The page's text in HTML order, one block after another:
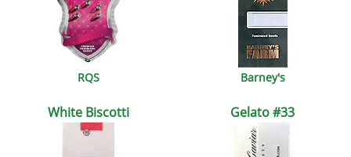
RQS Barney's
White Biscotti Gelato #33